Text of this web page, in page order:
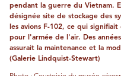
pendant la guerre du Vietnam.
désignée site de stockage des
les avions F-102, ce qui
pour l'armée de l'air. Des
assurait la maintenance et la
(Galerie Lindquist-Stewart)